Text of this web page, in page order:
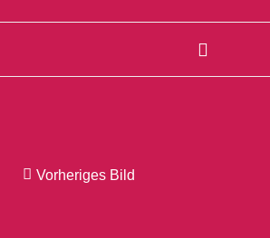
Vorheriges Bild